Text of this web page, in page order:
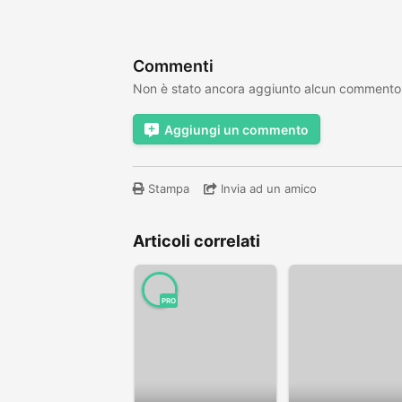
Commenti
Non è stato ancora aggiunto alcun commento
Aggiungi un commento
Stampa Invia ad un amico
Articoli correlati
PRO